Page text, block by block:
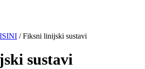
/ Fiksni linijski sustavi
sustavi